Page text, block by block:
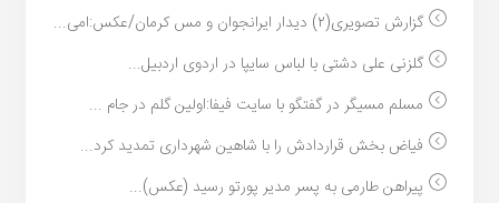
گزارش تصویری(۲) دیدار ایرانجوان و مس کرمان/عکس:امی...
گلزنی علی دشتی با لباس سایپا در اردوی اردبیل...
مسلم مسیگر در گفتگو با سایت فیفا:اولین گلم در جام ...
فیاض بخش قراردادش را با شاهین شهرداری تمدید کرد...
پیراهن طارمی به پسر مدیر پورتو رسید (عکس)...